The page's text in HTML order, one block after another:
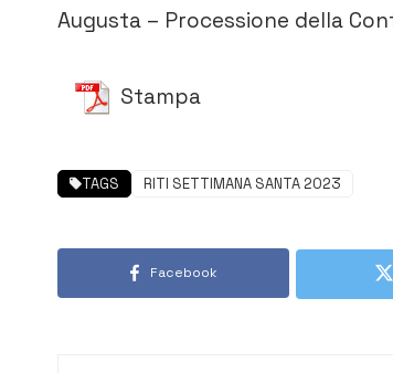
Augusta – Processione della
Stampa
TAGS RITI SETTIMANA SANTA 2023
Facebook